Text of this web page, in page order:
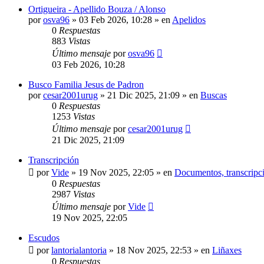
Ortigueira - Apellido Bouza / Alonso
porosva96 » 03 Feb 2026, 10:28 » en Apelidos
0 Respuestas
883 Vistas
Último mensaje porosva96
03 Feb 2026, 10:28
Busco Familia Jesus de Padron
porcesar2001urug » 21 Dic 2025, 21:09 » en Buscas
0 Respuestas
1253 Vistas
Último mensaje porcesar2001urug
21 Dic 2025, 21:09
Transcripción
porVide » 19 Nov 2025, 22:05 » en Documentos,
0 Respuestas
2987 Vistas
Último mensaje porVide
19 Nov 2025, 22:05
Escudos
porlantorialantoria » 18 Nov 2025, 22:53 » en Liñaxes
0 Respuestas